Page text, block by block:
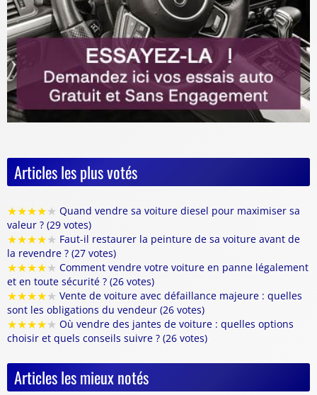
Articles les plus votés
★★★★★ Quand vendre sa voiture diesel pour maximiser sa
valeur ? (29 votes)
★★★★★ Faut-il restaurer la peinture de sa voiture avant de
la revendre ? (27 votes)
★★★★★ Comment vendre votre voiture en panne légalement
et en toute sécurité ? (26 votes)
★★★★★ Vente de voiture avec défaillance majeure : quelles
sont les obligations du vendeur (26 votes)
★★★★★ Où vendre des jantes de voiture : quelles options
choisir et quels conseils suivre ? (26 votes)
Articles les mieux notés